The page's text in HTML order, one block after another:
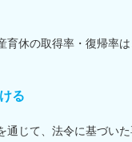
休の取得率・復帰率は
る
通じて、法令に基づい